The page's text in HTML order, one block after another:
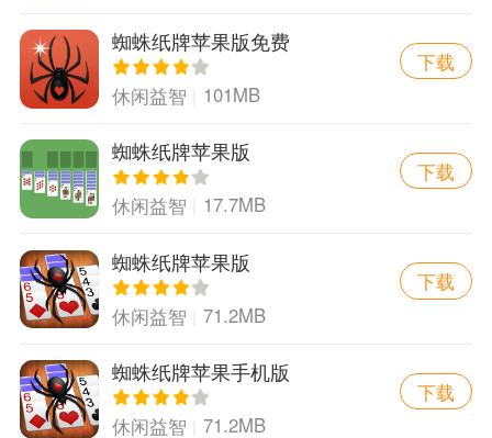
蜘蛛纸牌苹果版免费
休闲益智 101MB
下载
蜘蛛纸牌苹果版
休闲益智 17.7MB
下载
蜘蛛纸牌苹果版
休闲益智 71.2MB
下载
蜘蛛纸牌苹果手机版
休闲益智 71.2MB
下载